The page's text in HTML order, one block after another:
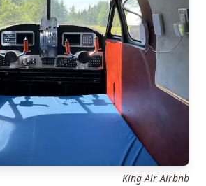
King Air Airbnb